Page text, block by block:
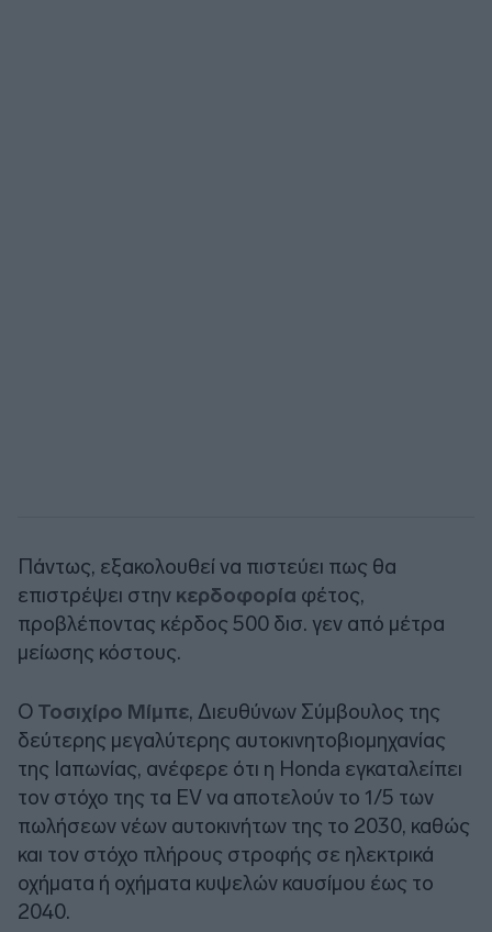
Πάντως, εξακολουθεί να πιστεύει πως θα
επιστρέψει στην κερδοφορία φέτος,
προβλέποντας κέρδος 500 δισ. γεν από μέτρα
μείωσης κόστους.
Ο Τοσιχίρο Μίμπε, Διευθύνων Σύμβουλος της
δεύτερης μεγαλύτερης αυτοκινητοβιομηχανίας
της Ιαπωνίας, ανέφερε ότι η Honda εγκαταλείπει
τον στόχο της τα EV να αποτελούν το 1/5 των
πωλήσεων νέων αυτοκινήτων της το 2030, καθώς
και τον στόχο πλήρους στροφής σε ηλεκτρικά
οχήματα ή οχήματα κυψελών καυσίμου έως το
2040.